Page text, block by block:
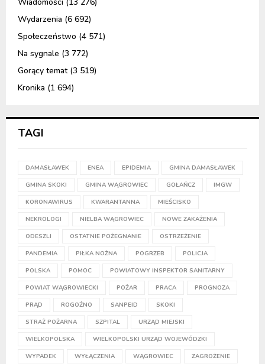
Wydarzenia (6 692)
Społeczeństwo (4 571)
Na sygnale (3 772)
Gorący temat(3 519)
Kronika (1 694)
TAGI
DAMASŁAWEK ENEA EPIDEMIA GMINA DAMASŁAWEK
GMINA SKOKI GMINA WĄGROWIEC GOŁAŃCZ IMGW
KORONAWIRUS KWARANTANNA MIEŚCISKO
NEKROLOGI NIELBA WĄGROWIEC NOWE ZAKAŻENIA
ODESZLI OSTATNIE POŻEGNANIE OSTRZEŻENIE
PANDEMIA PIŁKA NOŻNA POGRZEB POLICJA
POLSKA POMOC POWIATOWY INSPEKTOR SANITARNY
POWIAT WĄGROWIECKI POŻAR PRACA PROGNOZA
PRĄD ROGOŹNO SANPEID SKOKI
STRAŻ POŻARNA SZPITAL URZĄD MIEJSKI
WIELKOPOLSKA WIELKOPOLSKI URZĄD WOJEWÓDZKI
WYPADEK WYŁĄCZENIA WĄGROWIEC ZAGROŻENIE